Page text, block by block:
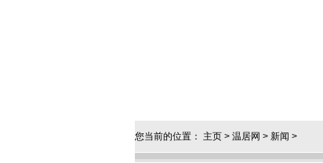
您当前的位置： 主页 > 温居网 > 新闻 >